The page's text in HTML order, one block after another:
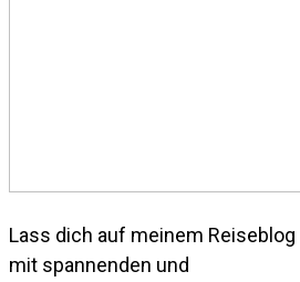
Lass dich auf meinem Reiseblog
mit spannenden und